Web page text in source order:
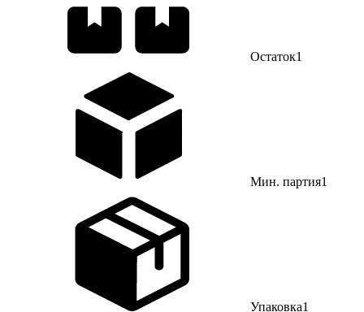
Остаток1
Мин. партия1
Упаковка1